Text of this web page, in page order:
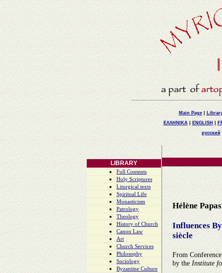
Main Page|
ΕΛΛΗΝΙΚΑ|ENGLISH |
русский
LIBRARY
Full Contents
Holy Scriptures
Liturgical texts
Spiritual Life
Monasticism
Patrology
Theology
History of Church
Canon Law
Art
Church Services
Philosophy
Sociology
Byzantine Culture
Hélène
Influences
siècle
From
by theInstitute